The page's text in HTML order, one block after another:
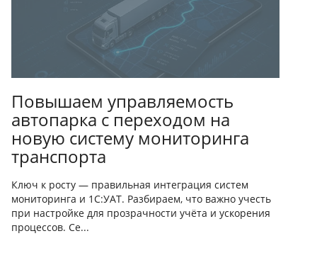
Повышаем управляемость
автопарка с переходом на
новую систему мониторинга
транспорта
Ключ к росту — правильная интеграция систем
мониторинга и 1С:УАТ. Разбираем, что важно учесть
при настройке для прозрачности учёта и ускорения
процессов. Се...